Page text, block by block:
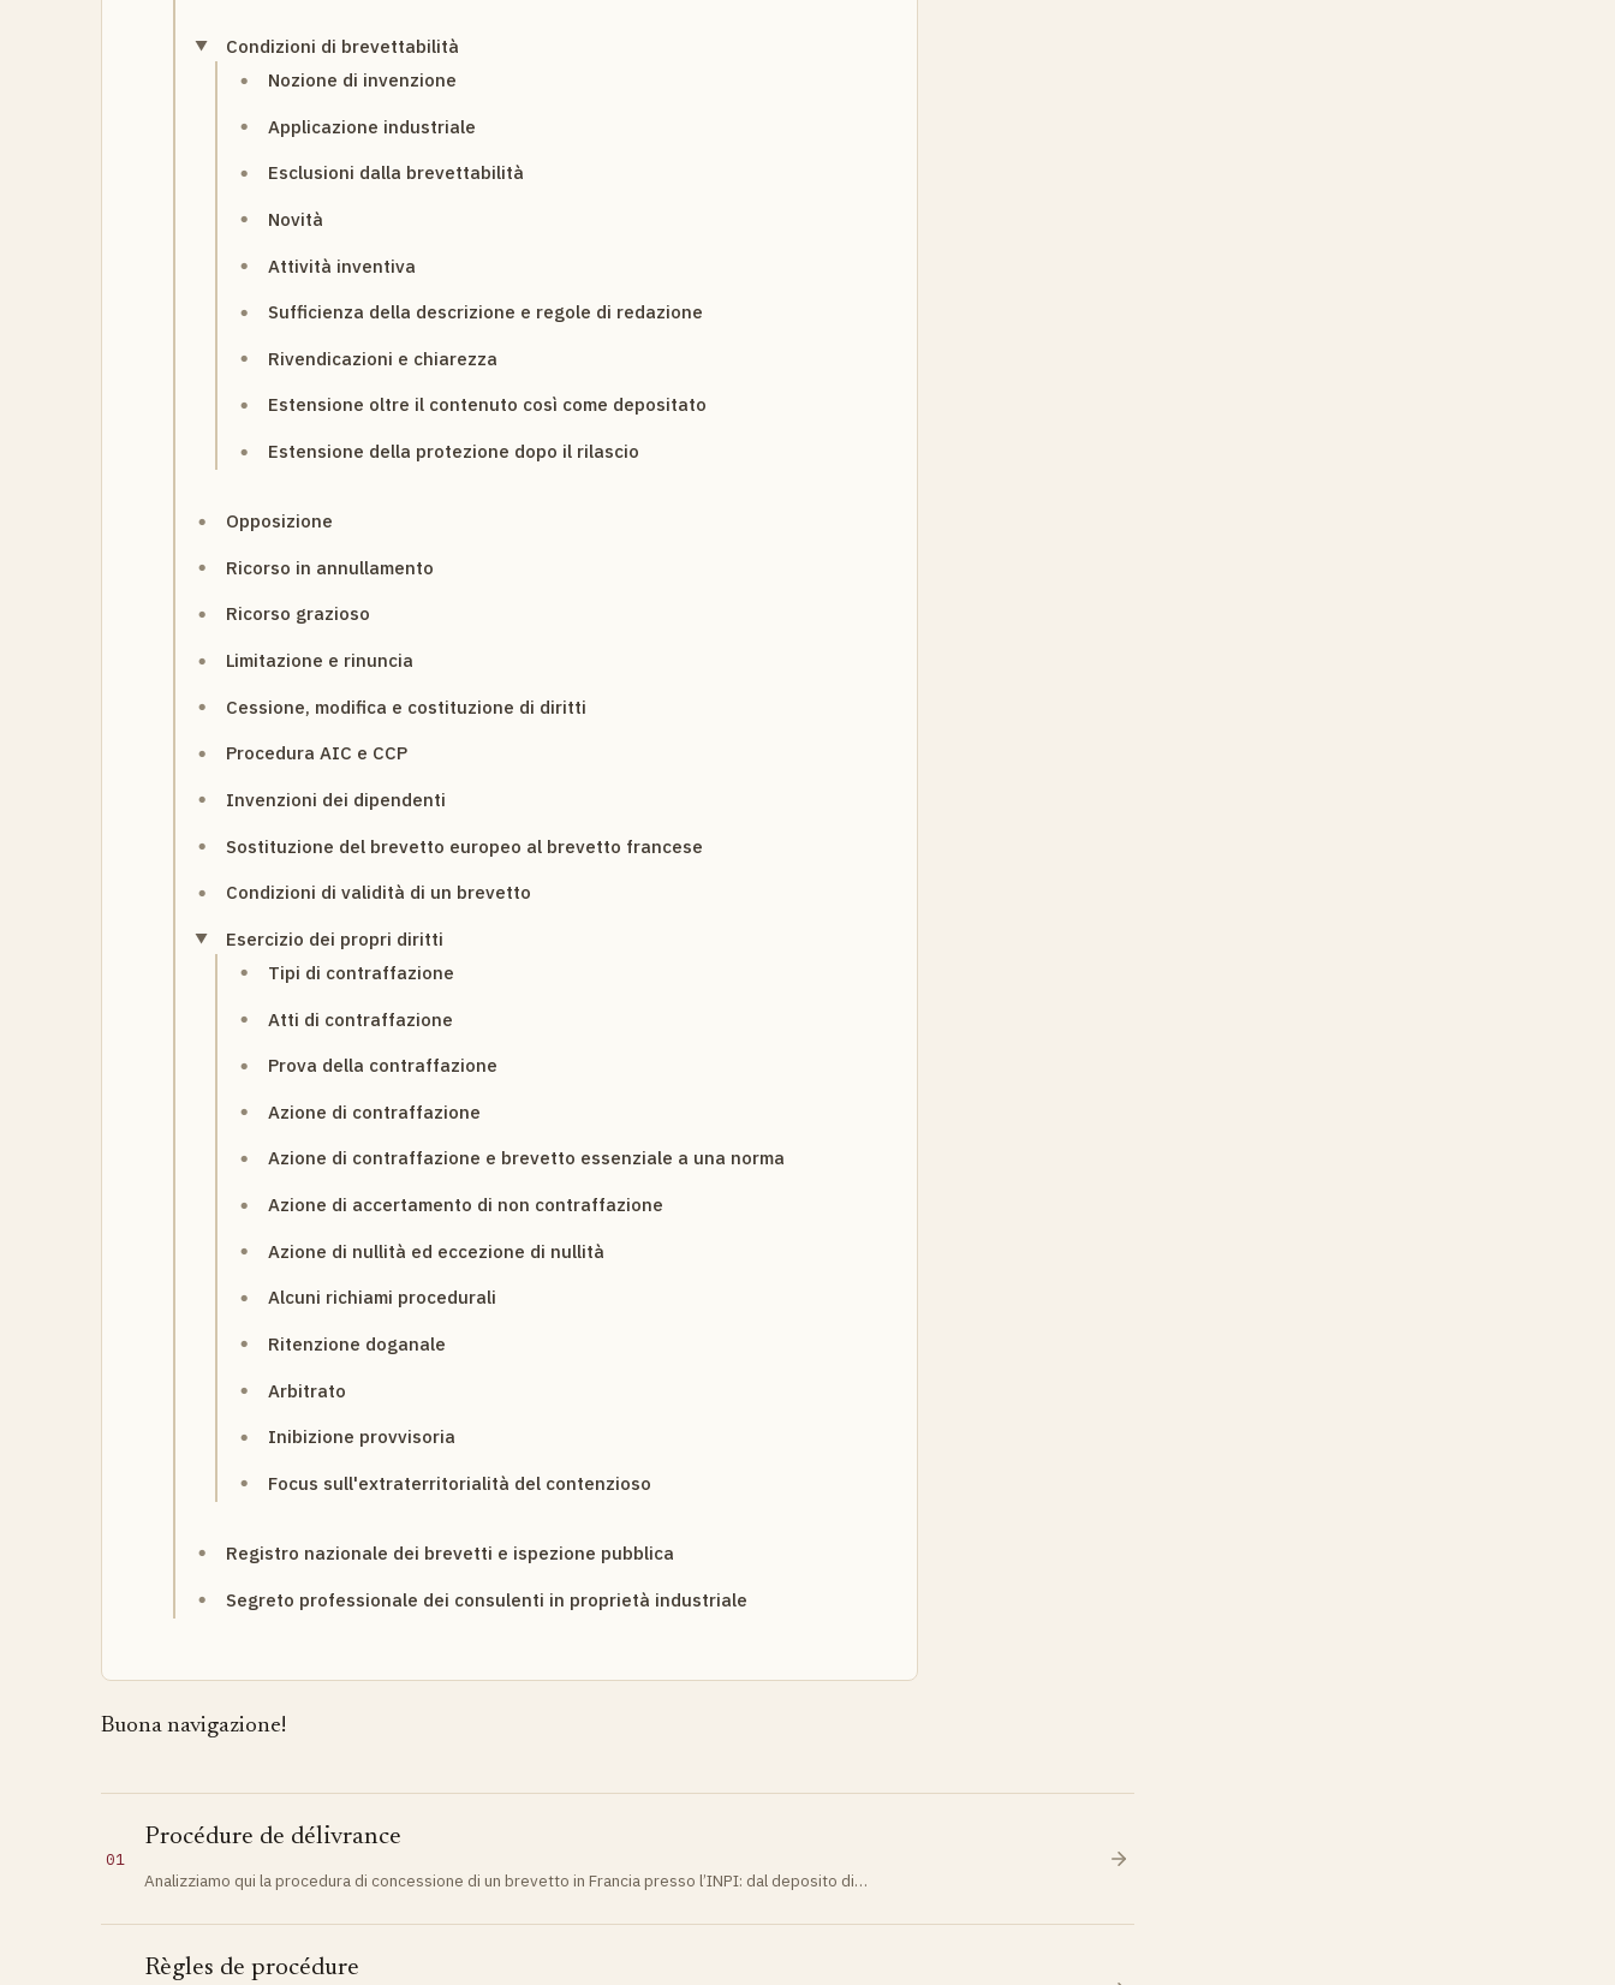
Condizioni di brevettabilità
Nozione di invenzione
Applicazione industriale
Esclusioni dalla brevettabilità
Novità
Attività inventiva
Sufficienza della descrizione e regole di redazione
Rivendicazioni e chiarezza
Estensione oltre il contenuto così come depositato
Estensione della protezione dopo il rilascio
Opposizione
Ricorso in annullamento
Ricorso grazioso
Limitazione e rinuncia
Cessione, modifica e costituzione di diritti
Procedura AIC e CCP
Invenzioni dei dipendenti
Sostituzione del brevetto europeo al brevetto francese
Condizioni di validità di un brevetto
Esercizio dei propri diritti
Tipi di contraffazione
Atti di contraffazione
Prova della contraffazione
Azione di contraffazione
Azione di contraffazione e brevetto essenziale a una norma
Azione di accertamento di non contraffazione
Azione di nullità ed eccezione di nullità
Alcuni richiami procedurali
Ritenzione doganale
Arbitrato
Inibizione provvisoria
Focus sull'extraterritorialità del contenzioso
Registro nazionale dei brevetti e ispezione pubblica
Segreto professionale dei consulenti in proprietà industriale
Buona navigazione!
01
Procédure de délivrance
Analizziamo qui la procedura di concessione di un brevetto in Francia presso l’INPI: dal deposito di…
Règles de procédure